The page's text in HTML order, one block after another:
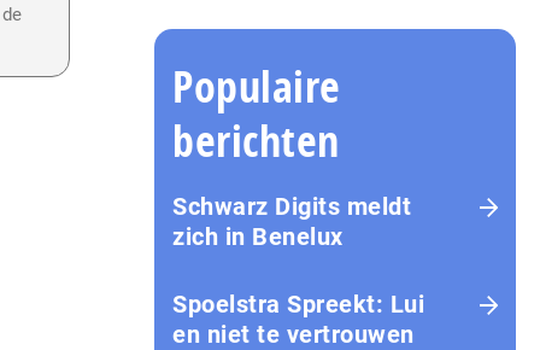
Populaire
berichten
Schwarz Digits meldt
zich in Benelux
Spoelstra Spreekt: Lui
en niet te vertrouwen